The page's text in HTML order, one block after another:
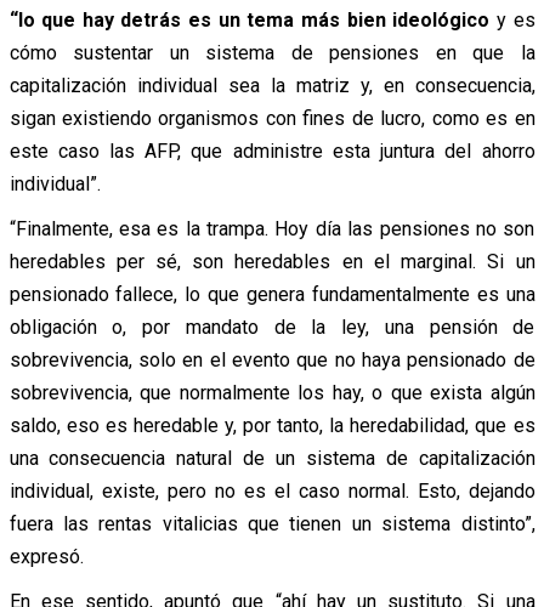
“lo que hay detrás es un tema más bien ideológico y es
cómo sustentar un sistema de pensiones en que la
capitalización individual sea la matriz y, en consecuencia,
sigan existiendo organismos con fines de lucro, como es en
este caso las AFP, que administre esta juntura del ahorro
individual”.
“Finalmente, esa es la trampa. Hoy día las pensiones no son
heredables per sé, son heredables en el marginal. Si un
pensionado fallece, lo que genera fundamentalmente es una
obligación o, por mandato de la ley, una pensión de
sobrevivencia, solo en el evento que no haya pensionado de
sobrevivencia, que normalmente los hay, o que exista algún
saldo, eso es heredable y, por tanto, la heredabilidad, que es
una consecuencia natural de un sistema de capitalización
individual, existe, pero no es el caso normal. Esto, dejando
fuera las rentas vitalicias que tienen un sistema distinto”,
expresó.
En ese sentido, apuntó que “ahí hay un sustituto. Si una